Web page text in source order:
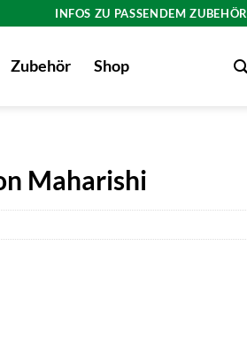
INFOS ZU PASSENDEM ZUBEHÖR
Zubehör Shop
Maharishi